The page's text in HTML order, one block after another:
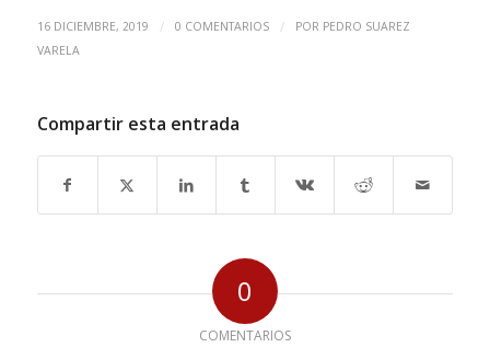
16 DICIEMBRE, 2019 / 0 COMENTARIOS / POR PEDRO SUAREZ
VARELA
Compartir esta entrada
0
COMENTARIOS